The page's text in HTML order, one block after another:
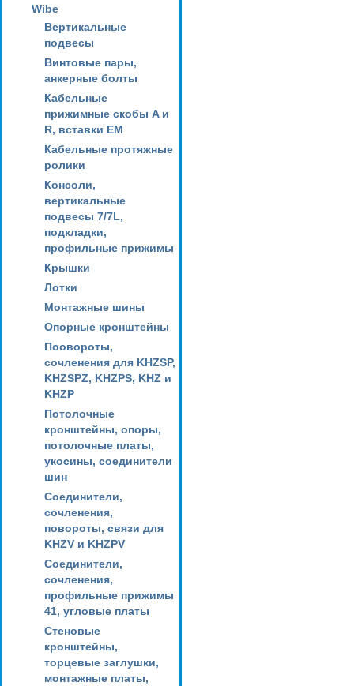
Wibe
Вертикальные
подвесы
Винтовые пары,
анкерные болты
Кабельные
прижимные скобы A и
R, вставки EM
Кабельные протяжные
ролики
Консоли,
вертикальные
подвесы 7/7L,
подкладки,
профильные прижимы
Крышки
Лотки
Монтажные шины
Опорные кронштейны
Поовороты,
сочленения для KHZSP,
KHZSPZ, KHZPS, KHZ и
KHZP
Потолочные
кронштейны, опоры,
потолочные платы,
укосины, соединители
шин
Соединители,
сочленения,
повороты, связи для
KHZV и KHZPV
Соединители,
сочленения,
профильные прижимы
41, угловые платы
Стеновые
кронштейны,
торцевые заглушки,
монтажные платы,